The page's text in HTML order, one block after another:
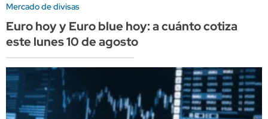
Mercado de divisas
Euro hoy y Euro blue hoy: a cuánto cotiza
este lunes 10 de agosto